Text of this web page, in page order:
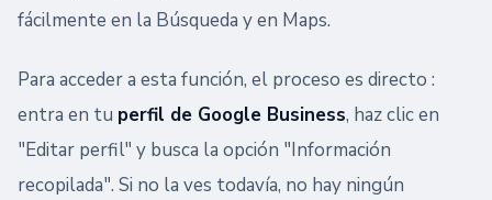
fácilmente en la Búsqueda y en Maps.
Para acceder a esta función, el proceso es directo :
entra en tu perfil de Google Business, haz clic en
"Editar perfil" y busca la opción "Información
recopilada". Si no la ves todavía, no hay ningún